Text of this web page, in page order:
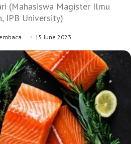
(Mahasiswa Magister Ilmu
IPB University)
15 June 2023